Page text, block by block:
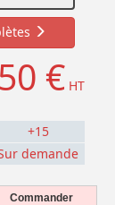
€ HT
+15
demande
Commander